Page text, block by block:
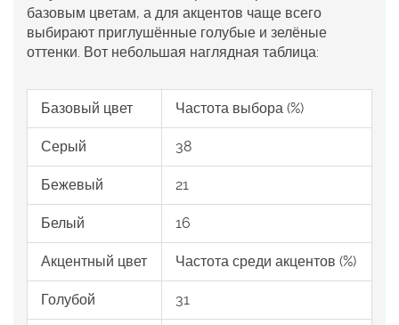
базовым цветам, а для акцентов чаще всего
выбирают приглушённые голубые и зелёные
оттенки. Вот небольшая наглядная таблица:
Базовый цвет Частота выбора (%)
Серый 38
Бежевый 21
Белый 16
Акцентный цвет Частота среди акцентов (%)
Голубой 31